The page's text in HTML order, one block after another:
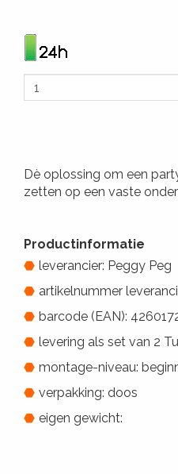
Dè oplossing om een
zetten op een vaste
Productinformatie
leverancier: Peggy Peg
artikelnummer
barcode (EAN):
levering als set van 2
montage-niveau:
verpakking: doos
eigen gewicht: